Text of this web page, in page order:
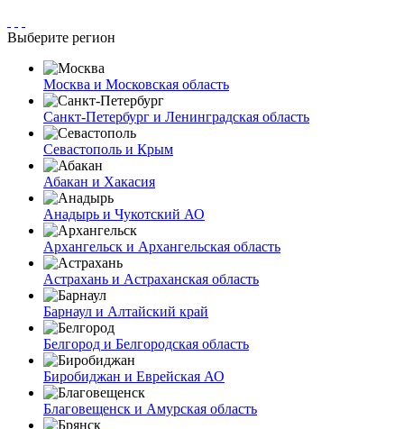
Выберите регион
Москва и Московская область
Санкт-Петербург и Ленинградская область
Севастополь и Крым
Абакан и Хакасия
Анадырь и Чукотский АО
Архангельск и Архангельская область
Астрахань и Астраханская область
Барнаул и Алтайский край
Белгород и Белгородская область
Биробиджан и Еврейская АО
Благовещенск и Амурская область